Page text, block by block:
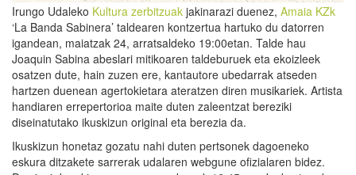
Irungo Udaleko Kultura zerbitzuak jakinarazi duenez, Amaia KZk
‘La Banda Sabinera’ taldearen kontzertua hartuko du datorren
igandean, maiatzak 24, arratsaldeko 19:00etan. Talde hau
Joaquin Sabina abeslari mitikoaren taldeburuek eta ekoizleek
osatzen dute, hain zuzen ere, kantautore ubedarrak atseden
hartzen duenean agertokietara ateratzen diren musikariek. Artista
handiaren errepertorioa maite duten zaleentzat bereziki
diseinatutako ikuskizun original eta berezia da.
Ikuskizun honetaz gozatu nahi duten pertsonek dagoeneko
eskura ditzakete sarrerak udalaren webgune ofizialaren bidez.